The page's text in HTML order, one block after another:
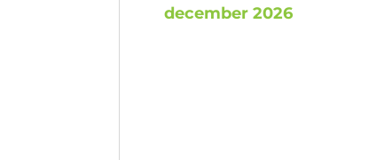
december 2026